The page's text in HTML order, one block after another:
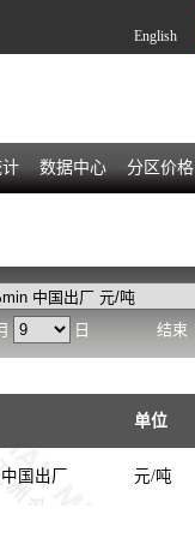
English
数据中心 分区价格
日 结束
单位
国出厂 元/吨